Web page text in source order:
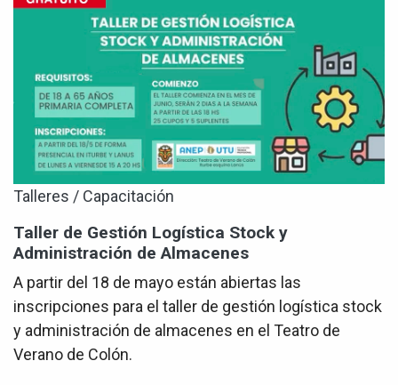
Talleres / Capacitación
Taller de Gestión Logística Stock y
Administración de Almacenes
A partir del 18 de mayo están abiertas las
inscripciones para el taller de gestión logística stock
y administración de almacenes en el Teatro de
Verano de Colón.